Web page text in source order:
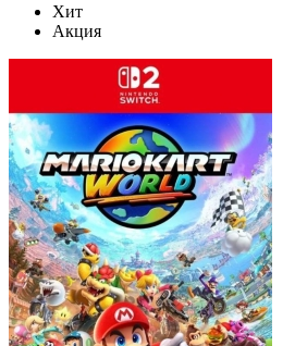
Хит
Акция